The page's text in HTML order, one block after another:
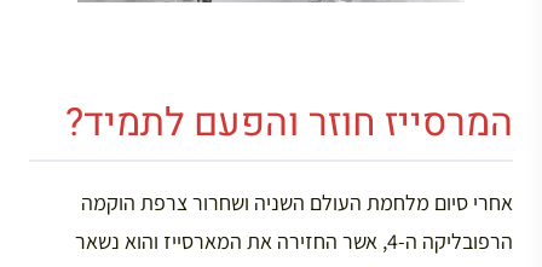
המרסייז חוזר והפעם לתמיד?
אחרי סיום מלחמת העולם השניה ושחרור צרפת הוקמה
הרפובליקה ה-4, אשר החזירה את המארסייז והוא נשאר